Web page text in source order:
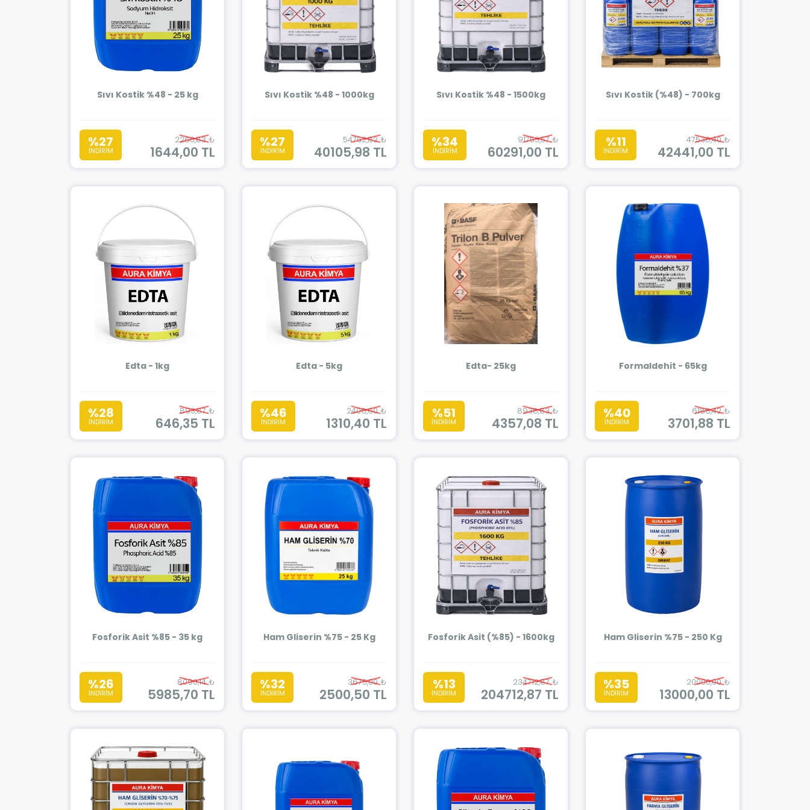
Sıvı Kostik %48 - 25 kg
%27
İNDİRİM
2260,83 ₺
1644,00 TL
Sıvı Kostik %48 - 1000kg
%27
İNDİRİM
54752,82 ₺
40105,98 TL
Sıvı Kostik %48 - 1500kg
%34
İNDİRİM
91753,57 ₺
60291,00 TL
Sıvı Kostik (%48) - 700kg
%11
İNDİRİM
47536,40 ₺
42441,00 TL
Edta - 1kg
%28
İNDİRİM
893,87 ₺
646,35 TL
Edta - 5kg
%46
İNDİRİM
2406,60 ₺
1310,40 TL
Edta- 25kg
%51
İNDİRİM
8938,83 ₺
4357,08 TL
Formaldehit - 65kg
%40
İNDİRİM
6188,42 ₺
3701,88 TL
Fosforik Asit %85 - 35 kg
%26
İNDİRİM
8090,14 ₺
5985,70 TL
Ham Gliserin %75 - 25 Kg
%32
İNDİRİM
3675,00 ₺
2500,50 TL
Fosforik Asit (%85) - 1600kg
%13
İNDİRİM
234712,87 ₺
204712,87 TL
Ham Gliserin %75 - 250 Kg
%35
İNDİRİM
20000,00 ₺
13000,00 TL